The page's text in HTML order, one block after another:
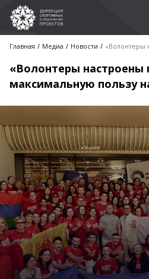
Главная Медиа Новости
«Волонтеры настроены
максимальную пользу